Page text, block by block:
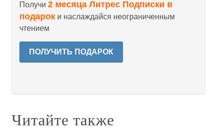
Получи 2 месяца Литрес Подписки в
подарок и наслаждайся неограниченным
чтением
ПОЛУЧИТЬ ПОДАРОК
Читайте также